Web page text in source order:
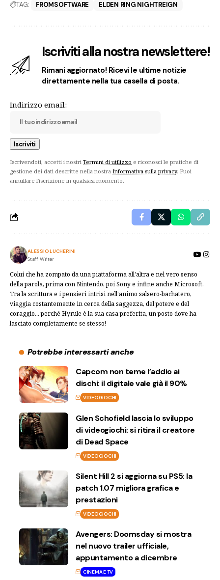
TAG: FROMSOFTWARE ELDEN RING NIGHTREIGN
Iscriviti alla nostra newslettere!
Rimani aggiornato! Ricevi le ultime notizie
direttamente nella tua casella di posta.
Indirizzo email:
Iscrivendoti, accetti i nostri Termini di utilizzo e riconosci le pratiche di
gestione dei dati descritte nella nostra Informativa sulla privacy. Puoi
annullare l'iscrizione in qualsiasi momento.
ALESSIO LUCHERINI
Staff Writer
Colui che ha zompato da una piattaforma all'altra e nel vero senso
della parola, prima con Nintendo, poi Sony e infine anche Microsoft.
Tra la scrittura e i pensieri intrisi nell'animo salsero-bachatero,
viaggia costantemente in cerca della saggezza, del potere e del
coraggio... perché Hyrule è la sua casa preferita, un posto dove ha
lasciato completamente se stesso!
Potrebbe interessarti anche
Capcom non teme l’addio ai
dischi: il digitale vale già il 90%
VIDEOGIOCHI
Glen Schofield lascia lo sviluppo
di videogiochi: si ritira il creatore
di Dead Space
VIDEOGIOCHI
Silent Hill 2 si aggiorna su PS5: la
patch 1.07 migliora grafica e
prestazioni
VIDEOGIOCHI
Avengers: Doomsday si mostra
nel nuovo trailer ufficiale,
appuntamento a dicembre
CINEMA E TV